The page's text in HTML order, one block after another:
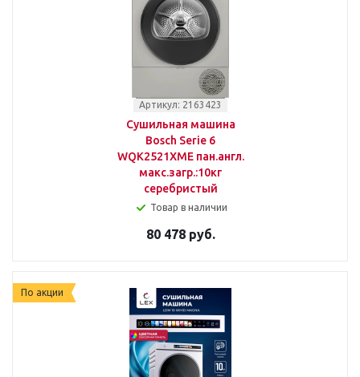
Артикул: 2163423
Сушильная машина
Bosch Serie 6
WQK2521XME пан.англ.
макс.загр.:10кг
серебристый
Товар в наличии
80 478 руб.
По акции